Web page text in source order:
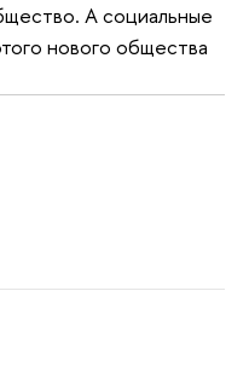
А социальные
нового общества